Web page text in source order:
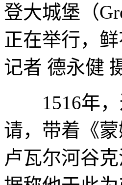
登大城堡（
正在举行，
记者 德永健
1516年，
请，带着《
卢瓦尔河谷